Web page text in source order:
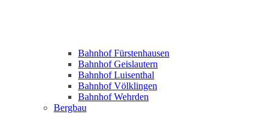
Bahnhof Fürstenhausen
Bahnhof Geislautern
Bahnhof Luisenthal
Bahnhof Völklingen
Bahnhof Wehrden
Bergbau